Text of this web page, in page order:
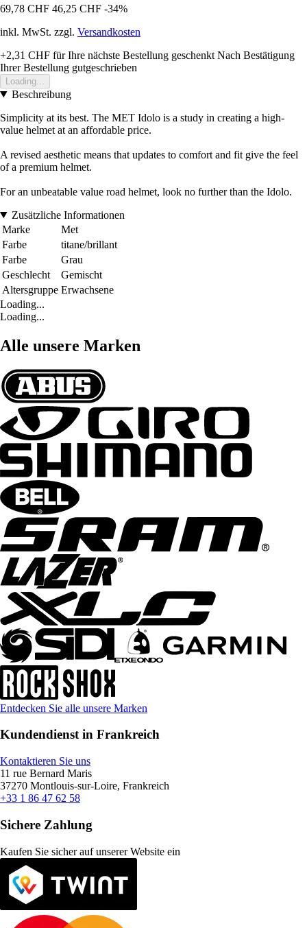
69,78 CHF 46,25 CHF -34%
inkl. MwSt. zzgl. Versandkosten
+2,31 CHF für Ihre nächste Bestellung geschenkt Nach Bestätigung
Ihrer Bestellung gutgeschrieben
Loading...
Beschreibung
Simplicity at its best. The MET Idolo is a study in creating a high-
value helmet at an affordable price.
A revised aesthetic means that updates to comfort and fit give the feel
of a premium helmet.
For an unbeatable value road helmet, look no further than the Idolo.
Zusätzliche Informationen
Marke
Met
Farbe
titane/brillant
Farbe
Grau
Geschlecht
Gemischt
Altersgruppe Erwachsene
Loading...
Loading...
Alle unsere Marken
Entdecken Sie alle unsere Marken
Kundendienst in Frankreich
Kontaktieren Sie uns
11 rue Bernard Maris
37270 Montlouis-sur-Loire, Frankreich
+33 1 86 47 62 58
Sichere Zahlung
Kaufen Sie sicher auf unserer Website ein